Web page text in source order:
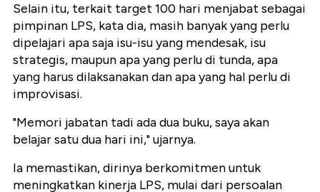
Selain itu, terkait target 100 hari menjabat sebagai
pimpinan LPS, kata dia, masih banyak yang perlu
dipelajari apa saja isu-isu yang mendesak, isu
strategis, maupun apa yang perlu di tunda, apa
yang harus dilaksanakan dan apa yang hal perlu di
improvisasi.
"Memori jabatan tadi ada dua buku, saya akan
belajar satu dua hari ini," ujarnya.
Ia memastikan, dirinya berkomitmen untuk
meningkatkan kinerja LPS, mulai dari persoalan